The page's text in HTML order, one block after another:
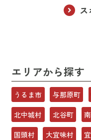
エリアから探す
うるま市 与那原町
北中城村
北谷町
国頭村
大宜味村